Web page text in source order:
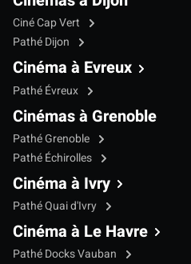
Ciné Cap Vert
Pathé Dijon
Cinéma à Evreux
Pathé Évreux
Cinémas à Grenoble
Pathé Grenoble
Pathé Échirolles
Cinéma à Ivry
Pathé Quai d'Ivry
Cinéma à Le Havre
Pathé Docks Vauban